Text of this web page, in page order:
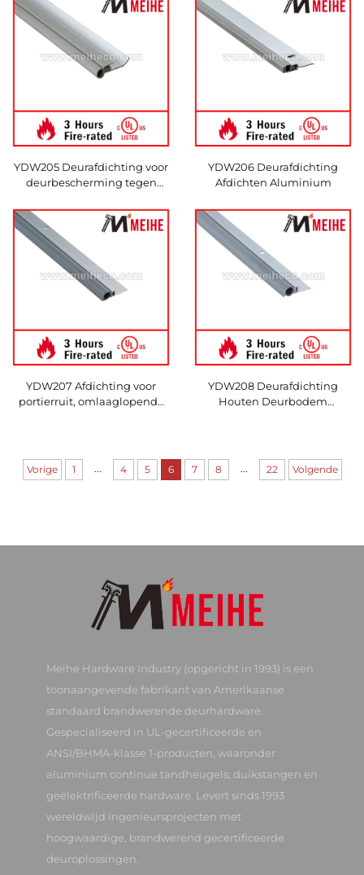
YDW205 Deurafdichting voor
deurbescherming tegen
YDW206 Deurafdichting
Afdichten Aluminium
YDW207 Afdichting voor
portierruit, omlaaglopende
YDW208 Deurafdichting
Houten Deurbodem
Vorige 1 ... 4 5 6 7 8 ... 22 Volgende
Meihe Hardware Industry (opgericht in 1993) is een
toonaangevende fabrikant van Amerikaanse
standaard brandwerende deurhardware.
Gespecialiseerd in UL-gecertificeerde en
ANSI/BHMA-klasse 1-producten, waaronder
aluminium continue tandheugels, duikstangen en
geëlektrificeerde hardware. Levert sinds 1993
wereldwijd ingenieursprojecten met
hoogwaardige, brandwerend gecertificeerde
deuroplossingen.